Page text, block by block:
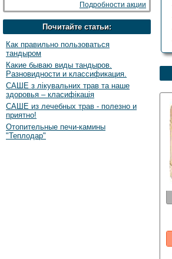
Подробности акции
Почитайте статьи:
Как правильно пользоваться
тандыром
Какие бываю виды тандыров.
Разновидности и классификация.
САШЕ з лікувальних трав та наше
здоровья – класифікація
САШЕ из лечебных трав - полезно и
приятно!
Отопительные печи-камины
"Теплодар"